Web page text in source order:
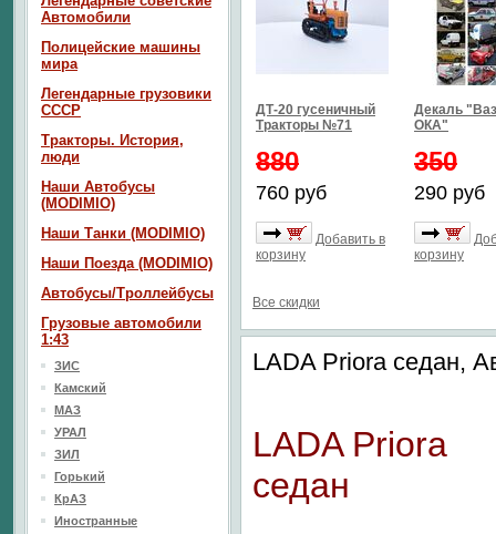
ДТ-20 гусеничный
Тракторы №71
880
760 руб
Добавить в
корзину
Декаль
ОКА"
350
290 руб
корзину
Все скидки
LADA Priora седан,
LADA Priora
седан
Автомобили
Полицейские машины
мира
Легендарные грузовики
СССР
Тракторы. История,
люди
Наши Автобусы
(MODIMIO)
Наши Танки (MODIMIO)
Наши Поезда (MODIMIO)
Автобусы/Троллейбусы
Грузовые автомобили
1:43
ЗИС
Камский
МАЗ
УРАЛ
ЗИЛ
Горький
КрАЗ
Иностранные